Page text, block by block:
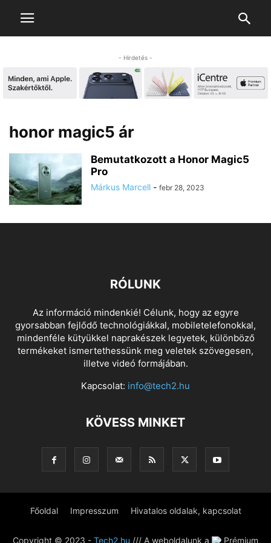
- Hirdetés -
honor magic5 ár
Bemutatkozott a Honor Magic5
Pro
Márkus Marcell - febr 28, 2023
RÓLUNK
Az információ mindenkié! Célunk, hogy az egyre
gyorsabban fejlődő technológiákkal, mobiletelefonokkal,
mindenféle kütyükkel naprakészek legyetek, különböző
termékeket ismertethessünk meg veletek szövegesen,
illetve videó formájában.
Kapcsolat: info@tech2.hu
KÖVESS MINKET
Főoldal Impresszum Hivatalos oldalak, kapcsolat
Copyright © 2023 - Tech2.hu /// A weboldalunk a Prémium